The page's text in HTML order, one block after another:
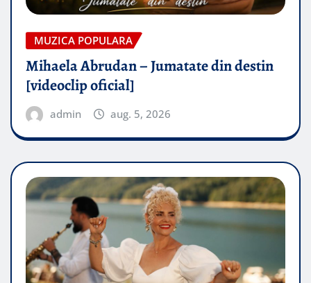
MUZICA POPULARA
Mihaela Abrudan – Jumatate din destin
[videoclip oficial]
admin aug. 5, 2026